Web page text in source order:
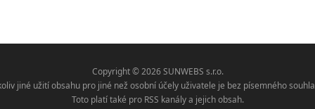
Copyright © 2026 SUNWEBS s.r.o.
jiné užití obsahu pro jiné než osobní účely uživatele je bez písemného
Toto platí také pro RSS kanály a jejich obsah.